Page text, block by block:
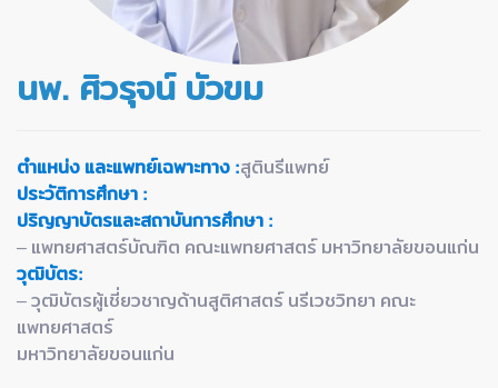
นพ. ศิวรุจน์ บัวขม
ตำแหน่ง และแพทย์เฉพาะทาง :สูตินรีแพทย์
ประวัติการศึกษา :
ปริญญาบัตรและสถาบันการศึกษา :
– แพทยศาสตร์บัณฑิต คณะแพทยศาสตร์ มหาวิทยาลัยขอนแก่น
วุฒิบัตร:
– วุฒิบัตรผู้เชี่ยวชาญด้านสูติศาสตร์ นรีเวชวิทยา คณะ
แพทยศาสตร์
มหาวิทยาลัยขอนแก่น